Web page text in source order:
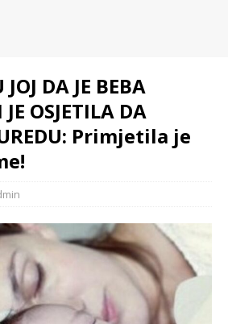
DA JE BEBA
OSJETILA DA
Primjetila je